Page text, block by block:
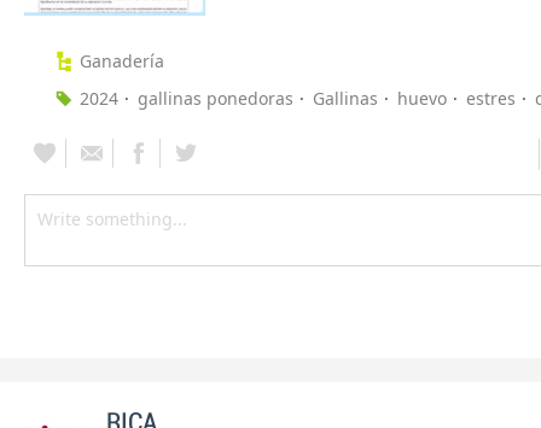
Ganadería
2024
gallinas ponedoras Gallinas huevo estres